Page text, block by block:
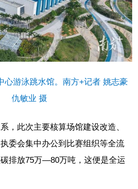
心游泳跳水馆。南方+记者 姚志豪
仇敏业 摄
，此次主要核算场馆建设改造、
委会集中办公到比赛组织等全流
排放75万—80万吨，这便是全运